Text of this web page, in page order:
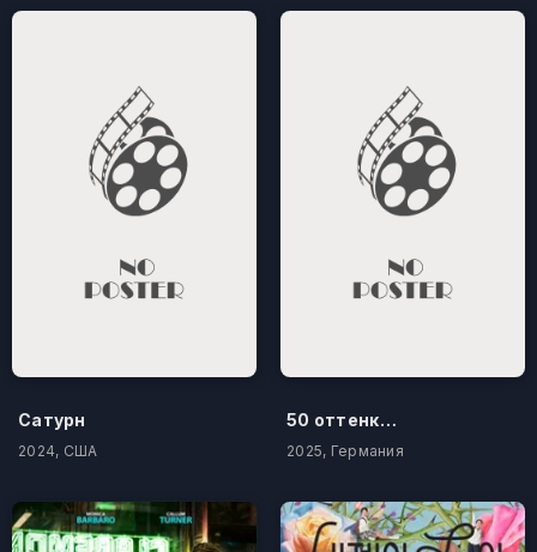
Сатурн
2024, США
50 оттенков бестселлера
2025, Германия